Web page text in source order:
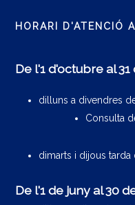
HORARI D'ATENCIÓ
De l'1 d'octubre al 31
dilluns a divendres
Consulta
dimarts i dijous tarda
De l'1 de juny al 30